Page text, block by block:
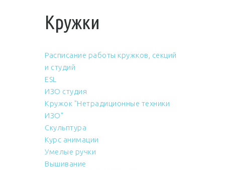
Кружки
Расписание работы кружков, секций
и студий
ESL
ИЗО студия
Кружок "Нетрадиционные техники
ИЗО"
Скульптура
Курс анимации
Умелые ручки
Вышивание